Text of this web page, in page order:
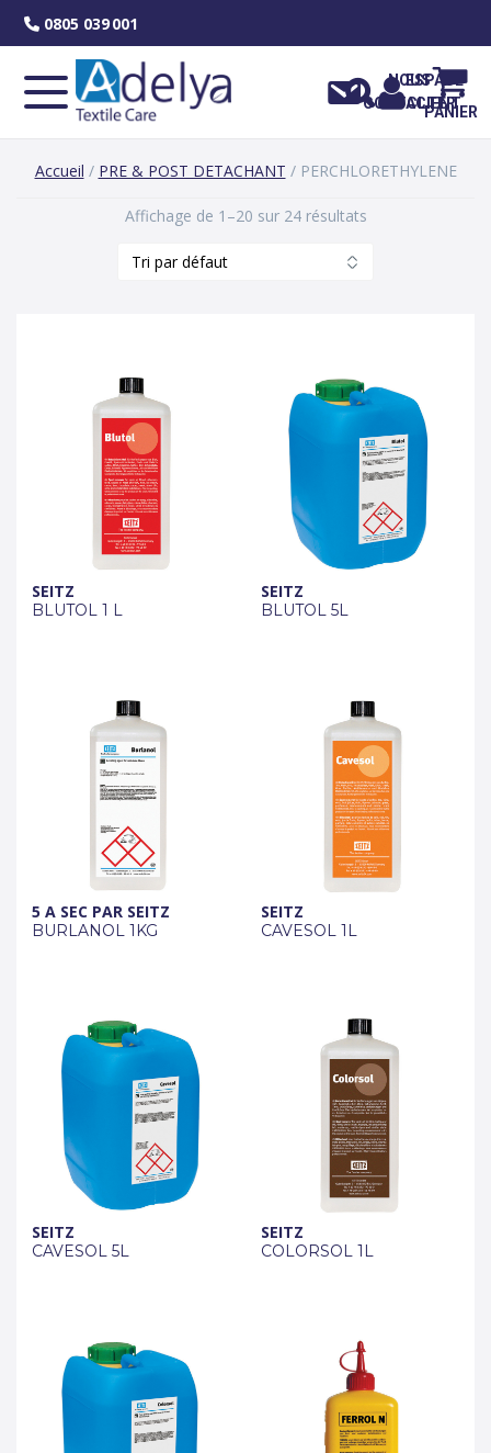
0805 039 001
NOUS
CONTACTER
ESPACE
CLIENT
PANIER
Accueil / PRE & POST DETACHANT / PERCHLORETHYLENE
Affichage de 1–20 sur 24 résultats
SEITZ
BLUTOL 1 L
SEITZ
BLUTOL 5L
5 A SEC PAR SEITZ
BURLANOL 1KG
SEITZ
CAVESOL 1L
SEITZ
CAVESOL 5L
SEITZ
COLORSOL 1L